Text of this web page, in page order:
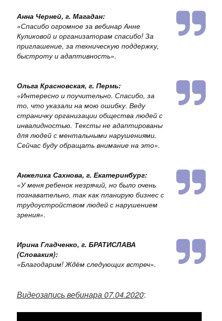
Анна Черней, г. Магадан:
«Спасибо огромное за вебинар Анне
Куликовой и организаторам спасибо! За
приглашение, за техническую поддержку,
быстроту и адаптивность».
Ольга Красновская, г. Пермь:
«Интересно и поучительно. Спасибо, за
то, что указали на мою ошибку. Веду
страничку организации общества людей с
инвалидностью. Тексты не адаптированы
для людей с ментальными нарушениями.
Сейчас буду обращать внимание на это».
Анжелика Сахнова, г. Екатеринбург:
«У меня ребенок незрячий, но было очень
познавательно, так как планирую бизнес с
трудоустройством людей с нарушением
зрения».
Ирина Гладченко, г. БРАТИСЛАВА
(Словакия):
«Благодарим! Ждём следующих встреч».
Видеозапись вебинара 07.04.2020: